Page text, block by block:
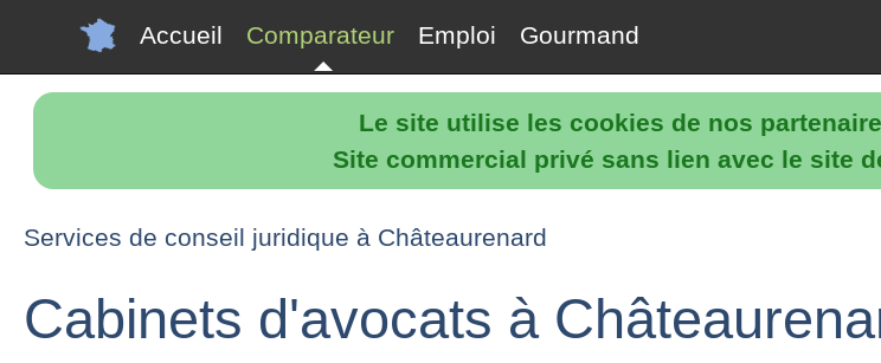
Le site utilise les cookies de nos
Site commercial privé sans lien avec le site
Accueil Comparateur Emploi Gourmand
Services de conseil juridique à Châteaurenard
Cabinets d'avocats à